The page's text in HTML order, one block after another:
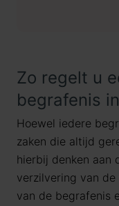
Zo regelt u
begrafenis
Hoewel iedere
zaken die altijd
hierbij denken aan
verzilvering van
van de begrafenis